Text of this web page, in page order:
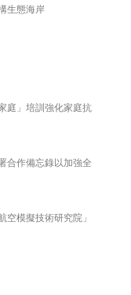
庭」培訓強化家庭抗
合作備忘錄以加強全
模擬技術研究院」
生態海岸